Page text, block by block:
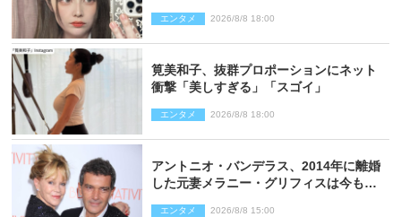
エンタメ 2026/8/8 18:00
筧美和子、抜群プロポーションにネット
衝撃「美しすぎる」「スゴイ」
エンタメ 2026/8/8 18:00
アントニオ・バンデラス、2014年に離婚
した元妻メラニー・グリフィスは今も
エンタメ 2026/8/8 15:00